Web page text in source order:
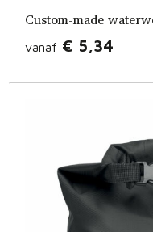
Custom-made
vanaf € 5,34